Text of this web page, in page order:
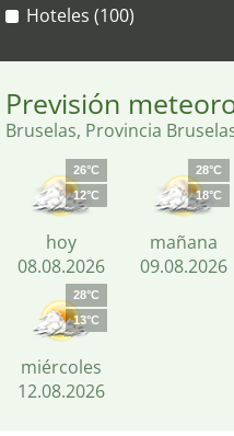
Hoteles (100)
Previsión
Bruselas, Provincia
26°C
12°C
hoy
08.08.2026
28°C
18°C
mañana
09.08.2026
28°C
13°C
miércoles
12.08.2026